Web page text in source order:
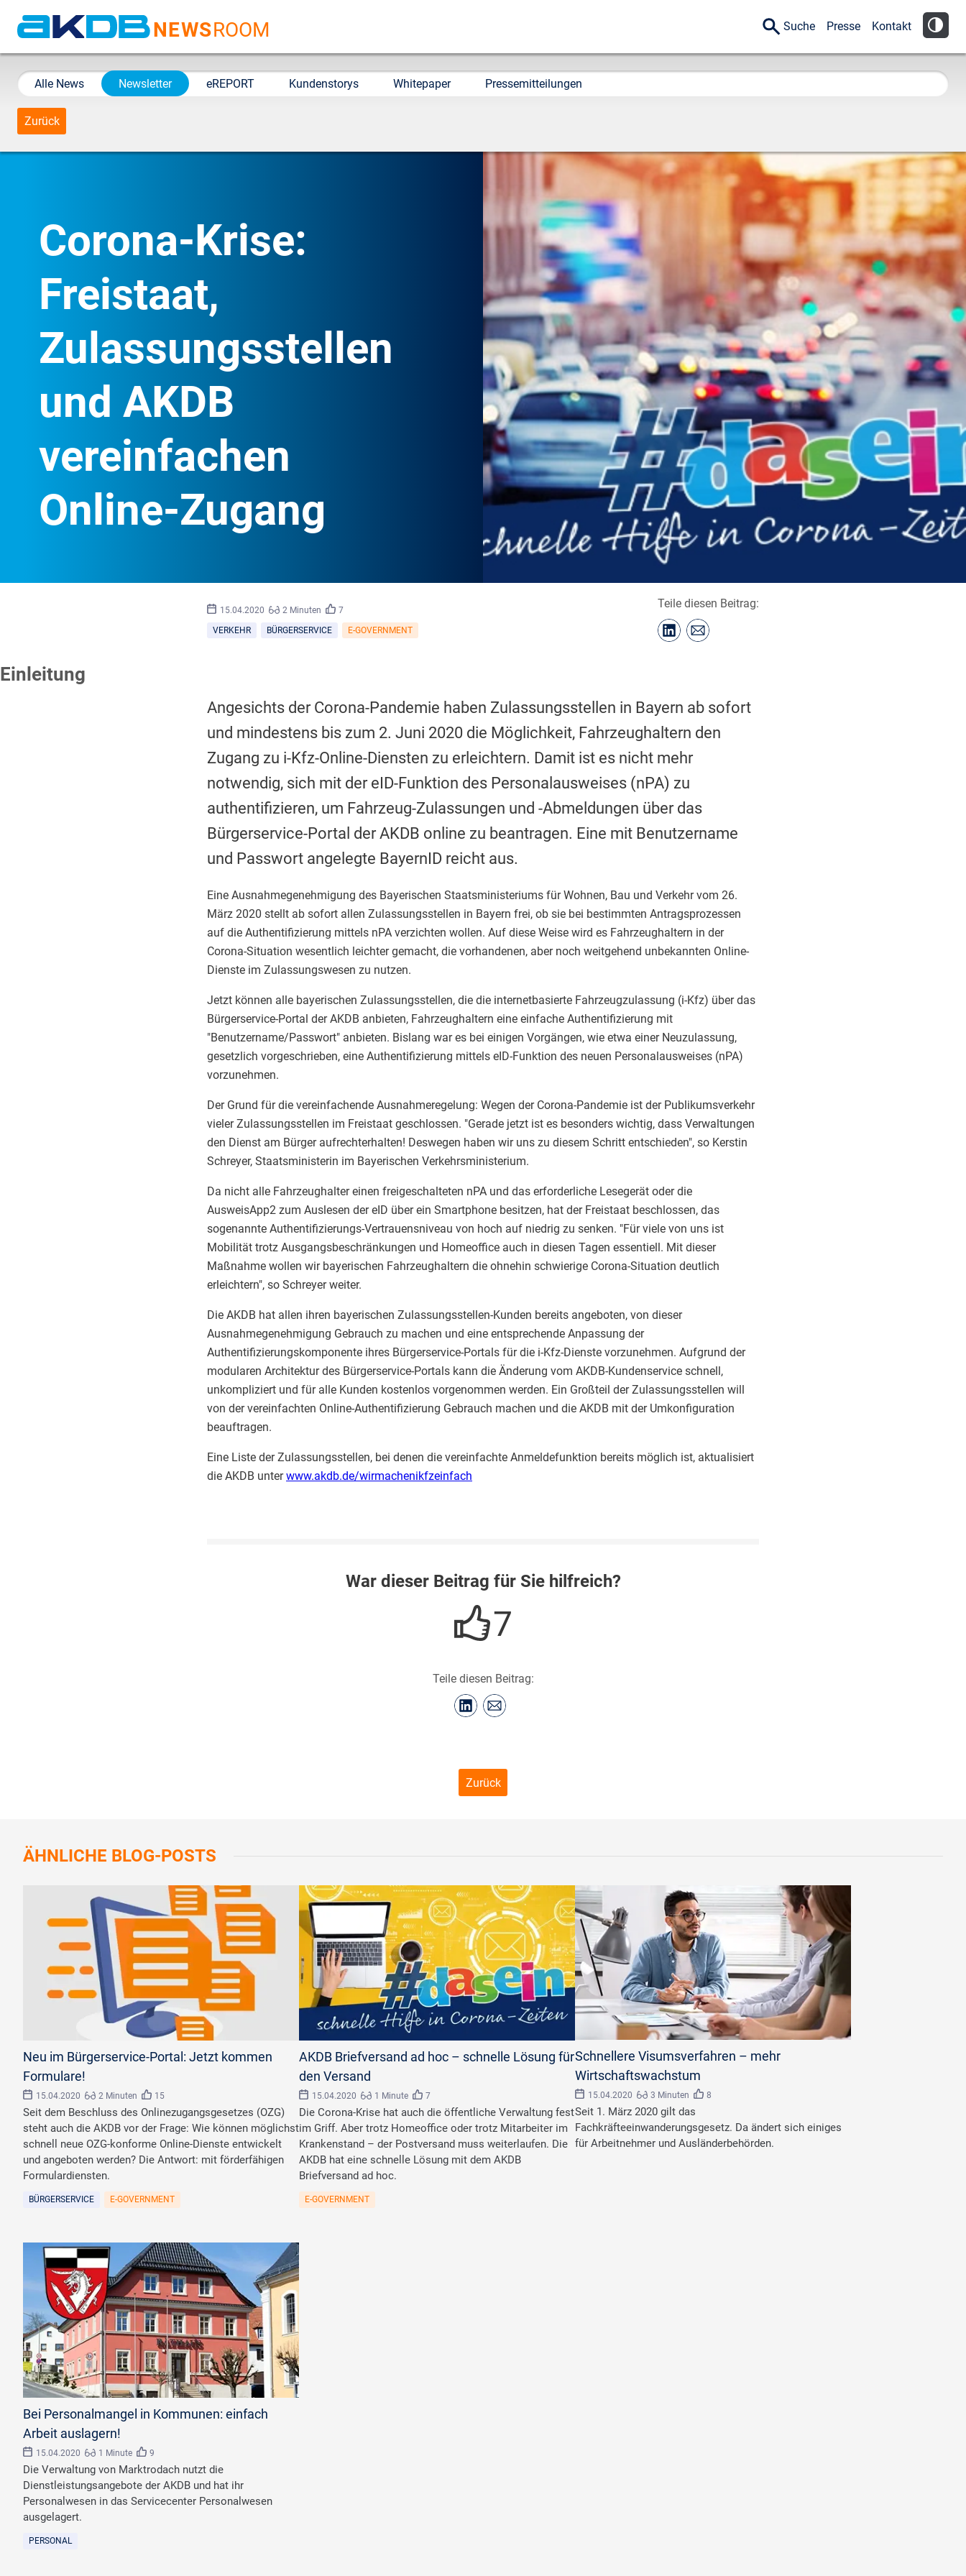
Datenverarbeitung in
NEWSROOM Suche Presse Kontakt
Alle News Newsletter eREPORT Kundenstorys Whitepaper Pressemitteilungen
Zurück
Corona-Krise:
Freistaat,
Zulassungsstellen
und AKDB
vereinfachen
Online-Zugang
15.04.2020 2 Minuten
7
VERKEHR
BÜRGERSERVICE E-GOVERNMENT
Teile diesen Beitrag:
Einleitung
Angesichts der Corona-Pandemie haben Zulassungsstellen in Bayern ab sofort
und mindestens bis zum 2. Juni 2020 die Möglichkeit, Fahrzeughaltern den
Zugang zu i-Kfz-Online-Diensten zu erleichtern. Damit ist es nicht mehr
notwendig, sich mit der eID-Funktion des Personalausweises (nPA) zu
authentifizieren, um Fahrzeug-Zulassungen und -Abmeldungen über das
Bürgerservice-Portal der AKDB online zu beantragen. Eine mit Benutzername
und Passwort angelegte BayernID reicht aus.
Eine Ausnahmegenehmigung des Bayerischen Staatsministeriums für Wohnen, Bau und Verkehr vom 26.
März 2020 stellt ab sofort allen Zulassungsstellen in Bayern frei, ob sie bei bestimmten Antragsprozessen
auf die Authentifizierung mittels nPA verzichten wollen. Auf diese Weise wird es Fahrzeughaltern in der
Corona-Situation wesentlich leichter gemacht, die vorhandenen, aber noch weitgehend unbekannten Online-
Dienste im Zulassungswesen zu nutzen.
Jetzt können alle bayerischen Zulassungsstellen, die die internetbasierte Fahrzeugzulassung (i-Kfz) über das
Bürgerservice-Portal der AKDB anbieten, Fahrzeughaltern eine einfache Authentifizierung mit
"Benutzername/Passwort" anbieten. Bislang war es bei einigen Vorgängen, wie etwa einer Neuzulassung,
gesetzlich vorgeschrieben, eine Authentifizierung mittels eID-Funktion des neuen Personalausweises (nPA)
vorzunehmen.
Der Grund für die vereinfachende Ausnahmeregelung: Wegen der Corona-Pandemie ist der Publikumsverkehr
vieler Zulassungsstellen im Freistaat geschlossen. "Gerade jetzt ist es besonders wichtig, dass Verwaltungen
den Dienst am Bürger aufrechterhalten! Deswegen haben wir uns zu diesem Schritt entschieden", so Kerstin
Schreyer, Staatsministerin im Bayerischen Verkehrsministerium.
Da nicht alle Fahrzeughalter einen freigeschalteten nPA und das erforderliche Lesegerät oder die
AusweisApp2 zum Auslesen der eID über ein Smartphone besitzen, hat der Freistaat beschlossen, das
sogenannte Authentifizierungs-Vertrauensniveau von hoch auf niedrig zu senken. "Für viele von uns ist
Mobilität trotz Ausgangsbeschränkungen und Homeoffice auch in diesen Tagen essentiell. Mit dieser
Maßnahme wollen wir bayerischen Fahrzeughaltern die ohnehin schwierige Corona-Situation deutlich
erleichtern", so Schreyer weiter.
Die AKDB hat allen ihren bayerischen Zulassungsstellen-Kunden bereits angeboten, von dieser
Ausnahmegenehmigung Gebrauch zu machen und eine entsprechende Anpassung der
Authentifizierungskomponente ihres Bürgerservice-Portals für die i-Kfz-Dienste vorzunehmen. Aufgrund der
modularen Architektur des Bürgerservice-Portals kann die Änderung vom AKDB-Kundenservice schnell,
unkompliziert und für alle Kunden kostenlos vorgenommen werden. Ein Großteil der Zulassungsstellen will
von der vereinfachten Online-Authentifizierung Gebrauch machen und die AKDB mit der Umkonfiguration
beauftragen.
Eine Liste der Zulassungsstellen, bei denen die vereinfachte Anmeldefunktion bereits möglich ist, aktualisiert
die AKDB unterwww.akdb.de/wirmachenikfzeinfach
War dieser Beitrag für Sie hilfreich?
7
Teile diesen Beitrag:
Zurück
ÄHNLICHE BLOG-POSTS
Neu im Bürgerservice-Portal: Jetzt kommen
Formulare!
15.04.2020 2 Minuten 15
Seit dem Beschluss des Onlinezugangsgesetzes (OZG)
steht auch die AKDB vor der Frage: Wie können möglichst
schnell neue OZG-konforme Online-Dienste entwickelt
und angeboten werden? Die Antwort: mit förderfähigen
Formulardiensten.
BÜRGERSERVICE E-GOVERNMENT
AKDB Briefversand ad hoc – schnelle Lösung für
den Versand
15.04.2020 1 Minute 7
Die Corona-Krise hat auch die öffentliche Verwaltung fest
im Griff. Aber trotz Homeoffice oder trotz Mitarbeiter im
Krankenstand – der Postversand muss weiterlaufen. Die
AKDB hat eine schnelle Lösung mit dem AKDB
Briefversand ad hoc.
E-GOVERNMENT
Schnellere Visumsverfahren – mehr
Wirtschaftswachstum
15.04.2020 3 Minuten 8
Seit 1. März 2020 gilt das
Fachkräfteeinwanderungsgesetz. Da ändert sich einiges
für Arbeitnehmer und Ausländerbehörden.
Bei Personalmangel in Kommunen: einfach
Arbeit auslagern!
15.04.2020 1 Minute 9
Die Verwaltung von Marktrodach nutzt die
Dienstleistungsangebote der AKDB und hat ihr
Personalwesen in das Servicecenter Personalwesen
ausgelagert.
PERSONAL